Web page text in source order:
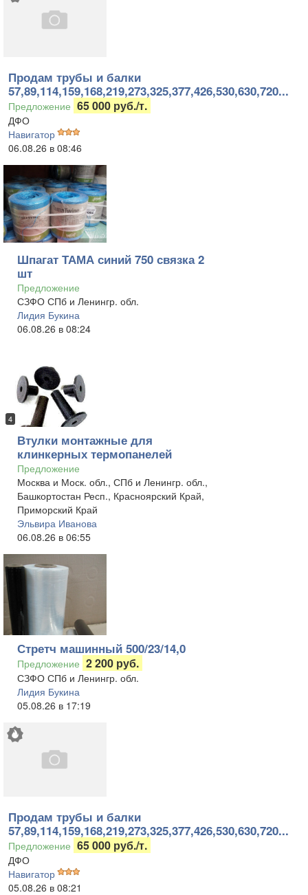
Продам трубы и балки
57,89,114,159,168,219,273,325,377,426,530,630,720...
Предложение 65 000 руб./т.
ДФО
Навигатор
06.08.26 в 08:46
Шпагат ТАМА синий 750 связка 2
шт
Предложение
СЗФО СПб и Ленингр. обл.
Лидия Букина
06.08.26 в 08:24
4
Втулки монтажные для
клинкерных термопанелей
Предложение
Москва и Моск. обл., СПб и Ленингр. обл.,
Башкортостан Респ., Красноярский Край,
Приморский Край
Эльвира Иванова
06.08.26 в 06:55
Стретч машинный 500/23/14,0
Предложение 2 200 руб.
СЗФО СПб и Ленингр. обл.
Лидия Букина
05.08.26 в 17:19
Продам трубы и балки
57,89,114,159,168,219,273,325,377,426,530,630,720...
Предложение 65 000 руб./т.
ДФО
Навигатор
05.08.26 в 08:21